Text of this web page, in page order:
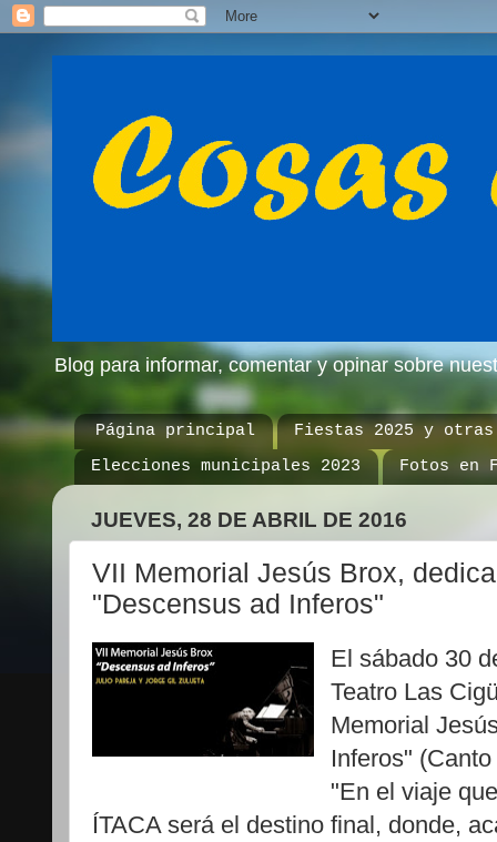
Blog para informar, comentar y opinar sobre
Página principal
Fiestas 2025 y otras
Elecciones municipales 2023
Fotos en
JUEVES, 28 DE ABRIL DE 2016
VII Memorial Jesús Brox,
"Descensus ad Inferos"
El sábado 30
Teatro Las
Memorial
Inferos"
"En el viaje
ÍTACA será el destino final, donde,